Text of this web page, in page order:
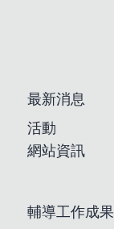
最新消息
活動
網站資訊
輔導工作成果